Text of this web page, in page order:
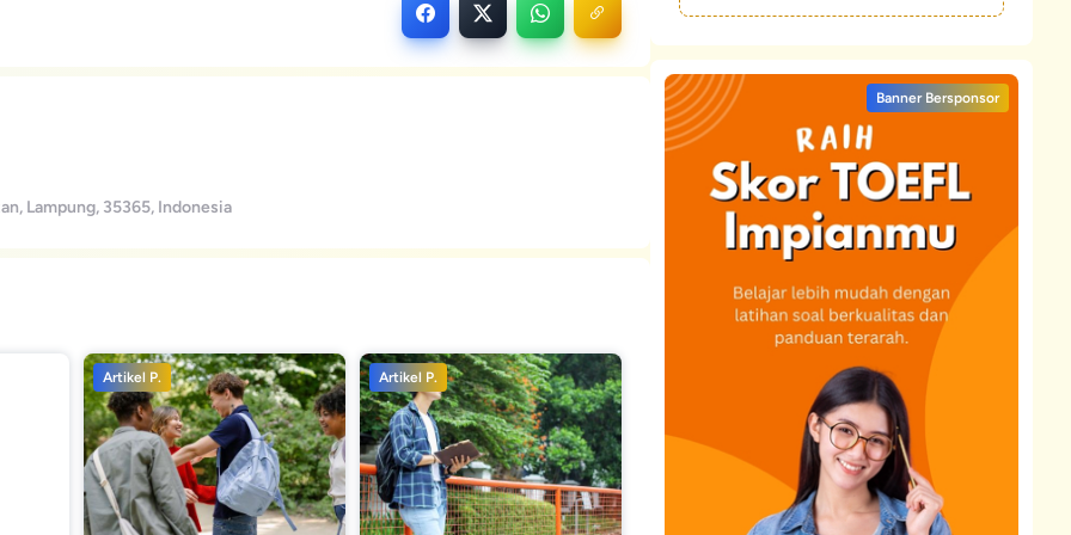
Lampung, 35365, Indonesia
Artikel P. Artikel P.
Banner Bersponsor